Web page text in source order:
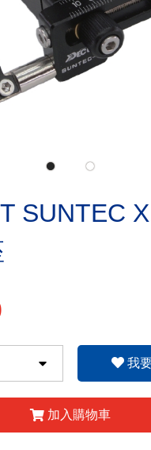
SUNTEC
我
加入購物車